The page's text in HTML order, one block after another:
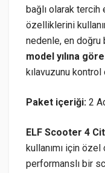
bağlı olarak
özelliklerini
nedenle, en
model yılına göre
kılavuzunu
Paket içeriği: 2
ELF Scooter 4
kullanımı için
performanslı bir